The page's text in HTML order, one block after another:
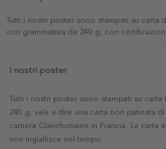
Tutti i nostri poster sono stampati su carta
con grammatura da 240 g, con
I nostri poster
Tutti i nostri poster sono stampati su carta
240 g, vale a dire una carta non patinata
cartiera Clairefontaine in Francia. La carta
non ingiallisce nel tempo.